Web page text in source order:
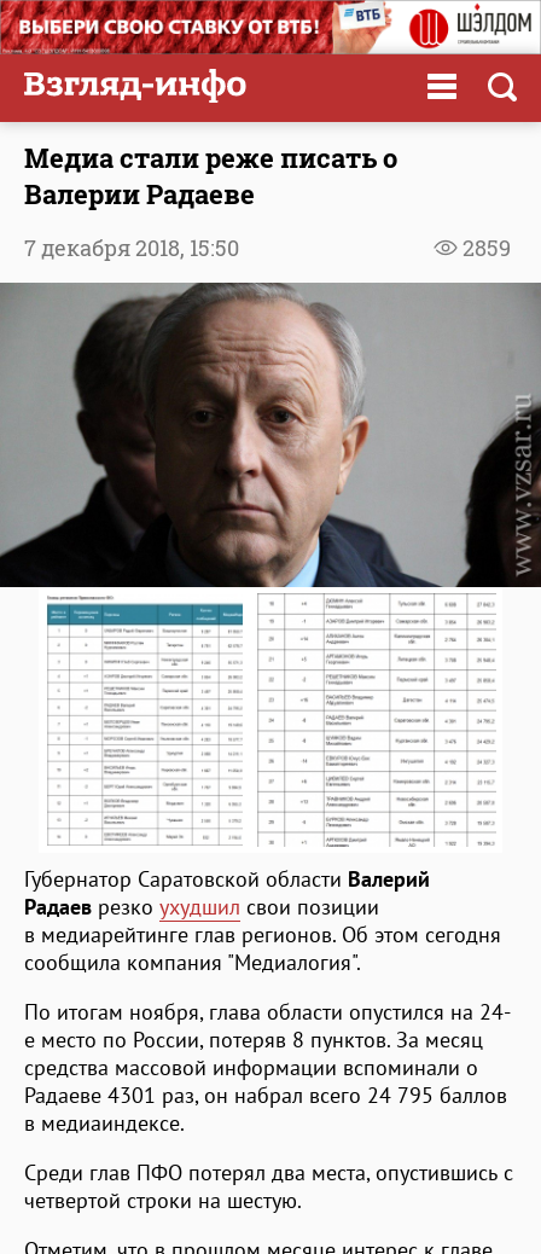
Медиа стали реже писать о
Валерии Радаеве
2859
7 декабря 2018, 15:50
Губернатор Саратовской области Валерий
Радаев резко ухудшил свои позиции
в медиарейтинге глав регионов. Об этом сегодня
сообщила компания "Медиалогия".
По итогам ноября, глава области опустился на 24-
е место по России, потеряв 8 пунктов. За месяц
средства массовой информации вспоминали о
Радаеве 4301 раз, он набрал всего 24 795 баллов
в медиаиндексе.
Среди глав ПФО потерял два места, опустившись с
четвертой строки на шестую.